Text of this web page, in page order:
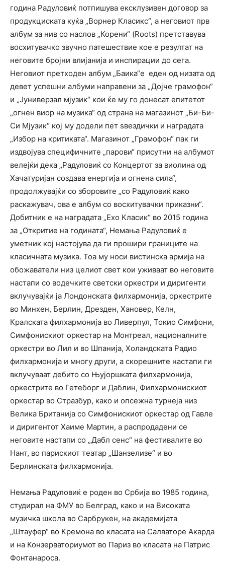
година Радуловиќ потпишува ексклузивен договор за
продукциската куќа „Ворнер Класикс“, а неговиот прв
албум за нив со наслов „Корени“ (Roots) претставува
восхитувачко звучно патешествие кое е резултат на
неговите бројни влијанија и инспирации до сега.
Неговиот претходен албум „Баика“е еден од низата од
девет успешни албуми направени за „Дојче грамофон“
и „Јуниверзал мјузик“ кои ќе му го донесат епитетот
„огнен виор на музика“ од страна на магазинот „Би-Би-
Си Мјузик“ кој му додели пет ѕвездички и наградата
„Избор на критиката“. Магазинот „Грамофон“ пак ги
издвојува специфичните „парови“ присутни на албумот
велејќи дека „Радуловиќ со Концертот за виолина од
Хачатуријан создава енергија и огнена сила“,
продолжувајќи со зборовите „со Радуловиќ како
раскажувач, ова е албум со восхитувачки приказни“.
Добитник е на наградата „Ехо Класик“ во 2015 година
за „Откритие на годината“, Немања Радуловиќ е
уметник кој настојува да ги прошири границите на
класичната музика. Тоа му носи вистинска армија на
обожаватели низ целиот свет кои уживаат во неговите
настапи со водечките светски оркестри и диригенти
вклучувајќи ја Лондонската филхармонија, оркестрите
во Минхен, Берлин, Дрезден, Хановер, Келн,
Кралската филхармонија во Ливерпул, Токио Симфони,
Симфонискиот оркестар на Монтреал, националните
оркестри во Лил и во Шпанија, Холандската Радио
филхармонија и многу други, а скорешните настапи ги
вклучуваат дебито со Њујоршката филхармонија,
оркестрите во Гетеборг и Даблин, Филхармонискиот
оркестар во Стразбур, како и опсежна турнеја низ
Велика Британија со Симфонискиот оркестар од Гавле
и диригентот Хаиме Мартин, а распродадени се
неговите настапи со „Дабл сенс“ на фестивалите во
Нант, во парискиот театар „Шанзелизе“ и во
Берлинската филхармонија.
Немања Радуловиќ е роден во Србија во 1985 година,
студирал на ФМУ во Белград, како и на Високата
музичка школа во Сарбрукен, на академијата
„Штауфер“ во Кремона во класата на Салваторе Акарда
и на Конзерваториумот во Париз во класата на Патрис
Фонтанароса.